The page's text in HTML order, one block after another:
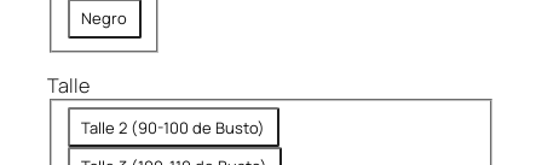
Negro
Talle
Talle 2 (90-100 de Busto)